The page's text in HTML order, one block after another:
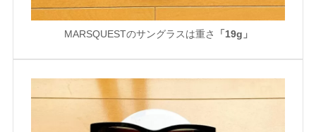
MARSQUESTのサングラスは重さ 「19g」